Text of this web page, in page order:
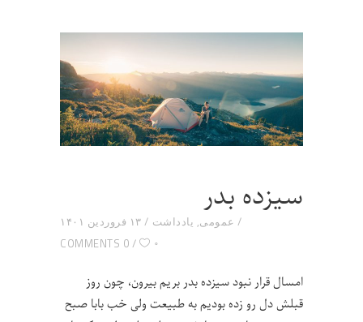
سیزده بدر
۱۳ فروردین ۱۴۰۱ عمومی, یادداشت
0 COMMENTS
۰
امسال قرار نبود سیزده بدر بریم بیرون، چون روز
قبلش دل رو زده بودیم به طبیعت ولی خب بابا صبح